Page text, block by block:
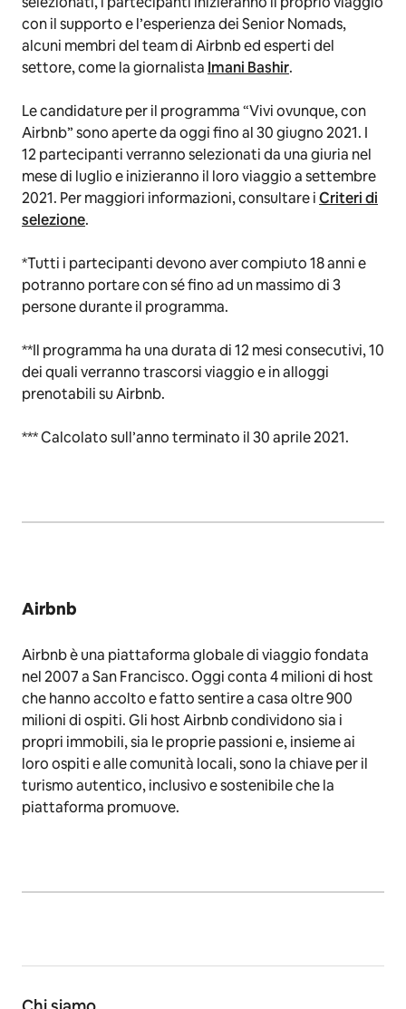
con il supporto e l’esperienza dei Senior Nomads,
alcuni membri del team di Airbnb ed esperti del
settore, come la giornalista Imani Bashir.
Le candidature per il programma “Vivi ovunque, con
Airbnb” sono aperte da oggi fino al 30 giugno 2021. I
12 partecipanti verranno selezionati da una giuria nel
mese di luglio e inizieranno il loro viaggio a settembre
2021. Per maggiori informazioni, consultare iCriteri di
selezione.
*Tutti i partecipanti devono aver compiuto 18 anni e
potranno portare con sé fino ad un massimo di 3
persone durante il programma.
**Il programma ha una durata di 12 mesi consecutivi, 10
dei quali verranno trascorsi viaggio e in alloggi
prenotabili su Airbnb.
*** Calcolato sull’anno terminato il 30 aprile 2021.
Airbnb
Airbnb è una piattaforma globale di viaggio fondata
nel 2007 a San Francisco. Oggi conta 4 milioni di host
che hanno accolto e fatto sentire a casa oltre 900
milioni di ospiti. Gli host Airbnb condividono sia i
propri immobili, sia le proprie passioni e, insieme ai
loro ospiti e alle comunità locali, sono la chiave per il
turismo autentico, inclusivo e sostenibile che la
piattaforma promuove.